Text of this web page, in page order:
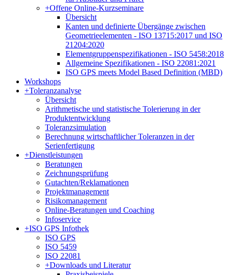
+Offene Online-Kurzseminare
Übersicht
Kanten und definierte Übergänge zwischen
Geometrieelementen - ISO 13715:2017 und ISO
21204:2020
Elementgruppenspezifikationen - ISO 5458:2018
Allgemeine Spezifikationen - ISO 22081:2021
ISO GPS meets Model Based Definition (MBD)
Workshops
+Toleranzanalyse
Übersicht
Arithmetische und statistische Tolerierung in der
Produktentwicklung
Toleranzsimulation
Berechnung wirtschaftlicher Toleranzen in der
Serienfertigung
+Dienstleistungen
Beratungen
Zeichnungsprüfung
Gutachten/Reklamationen
Projektmanagement
Risikomanagement
Online-Beratungen und Coaching
Infoservice
+ISO GPS Infothek
ISO GPS
ISO 5459
ISO 22081
+Downloads und Literatur